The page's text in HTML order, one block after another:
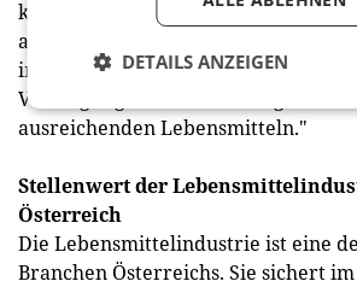
knapp zwei Arbeitsplätzen in
abschließend: "Nur eine starke
im eigenen Land gewährleistet die
Versorgung der Bevölkerung mit
ausreichenden Lebensmitteln."
Stellenwert der
Österreich
Die Lebensmittelindustrie ist eine
Branchen Österreichs. Sie sichert
DETAILS ANZEIGEN